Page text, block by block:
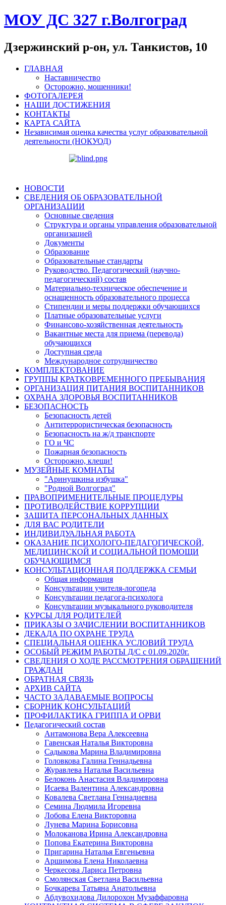
МОУ ДС 327 г.Волгоград
Дзержинский р-он, ул. Танкистов, 10
ГЛАВНАЯ
Наставничество
Осторожно, мошенники!
ФОТОГАЛЕРЕЯ
НАШИ ДОСТИЖЕНИЯ
КОНТАКТЫ
КАРТА САЙТА
Независимая оценка качества услуг образовательной
деятельности (НОКУОД)
НОВОСТИ
СВЕДЕНИЯ ОБ ОБРАЗОВАТЕЛЬНОЙ
ОРГАНИЗАЦИИ
Основные сведения
Структура и органы управления образовательной
организацией
Документы
Образование
Образовательные стандарты
Руководство. Педагогический (научно-
педагогический) состав
Материально-техническое обеспечение и
оснащенность образовательного процесса
Стипендии и меры поддержки обучающихся
Платные образовательные услуги
Финансово-хозяйственная деятельность
Вакантные места для приема (перевода)
обучающихся
Доступная среда
Международное сотрудничество
КОМПЛЕКТОВАНИЕ
ГРУППЫ КРАТКОВРЕМЕННОГО ПРЕБЫВАНИЯ
ОРГАНИЗАЦИЯ ПИТАНИЯ ВОСПИТАННИКОВ
ОХРАНА ЗДОРОВЬЯ ВОСПИТАННИКОВ
БЕЗОПАСНОСТЬ
Безопасность детей
Антитеррористическая безопасность
Безопасность на ж/д транспорте
ГО и ЧС
Пожарная безопасность
Осторожно, клещи!
МУЗЕЙНЫЕ КОМНАТЫ
"Аринушкина избушка"
"Родной Волгоград"
ПРАВОПРИМЕНИТЕЛЬНЫЕ ПРОЦЕДУРЫ
ПРОТИВОДЕЙСТВИЕ КОРРУПЦИИ
ЗАЩИТА ПЕРСОНАЛЬНЫХ ДАННЫХ
ДЛЯ ВАС РОДИТЕЛИ
ИНДИВИДУАЛЬНАЯ РАБОТА
ОКАЗАНИЕ ПСИХОЛОГО-ПЕДАГОГИЧЕСКОЙ,
МЕДИЦИНСКОЙ И СОЦИАЛЬНОЙ ПОМОЩИ
ОБУЧАЮЩИМСЯ
КОНСУЛЬТАЦИОННАЯ ПОДДЕРЖКА СЕМЬИ
Общая информация
Консультации учителя-логопеда
Консультации педагога-психолога
Консультации музыкального руководителя
КУРСЫ ДЛЯ РОДИТЕЛЕЙ
ПРИКАЗЫ О ЗАЧИСЛЕНИИ ВОСПИТАННИКОВ
ДЕКАДА ПО ОХРАНЕ ТРУДА
СПЕЦИАЛЬНАЯ ОЦЕНКА УСЛОВИЙ ТРУДА
ОСОБЫЙ РЕЖИМ РАБОТЫ Д/С с 01.09.2020г.
СВЕДЕНИЯ О ХОДЕ РАССМОТРЕНИЯ ОБРАЩЕНИЙ
ГРАЖДАН
ОБРАТНАЯ СВЯЗЬ
АРХИВ САЙТА
ЧАСТО ЗАДАВАЕМЫЕ ВОПРОСЫ
СБОРНИК КОНСУЛЬТАЦИЙ
ПРОФИЛАКТИКА ГРИППА И ОРВИ
Педагогический состав
Антамонова Вера Алексеевна
Гавенская Наталья Викторовна
Садыкова Марина Владимировна
Головкова Галина Геннадьевна
Журавлева Наталья Васильевна
Белоконь Анастасия Владимировна
Исаева Валентина Александровна
Ковалева Светлана Геннадиевна
Семина Людмила Игоревна
Лобова Елена Викторовна
Лунева Марина Борисовна
Молоканова Ирина Александровна
Попова Екатерина Викторовна
Пригарина Наталья Евгеньевна
Аршимова Елена Николаевна
Черкесова Лариса Петровна
Смолянская Светлана Васильевна
Бочкарева Татьяна Анатольевна
Абдувохидова Дилорохон Музаффаровна